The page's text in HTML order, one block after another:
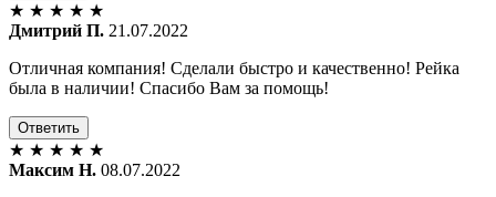
★ ★ ★ ★ ★
Дмитрий П. 21.07.2022
Отличная компания! Сделали быстро и качественно! Рейка
была в наличии! Спасибо Вам за помощь!
Ответить
★ ★ ★ ★ ★
Максим Н. 08.07.2022